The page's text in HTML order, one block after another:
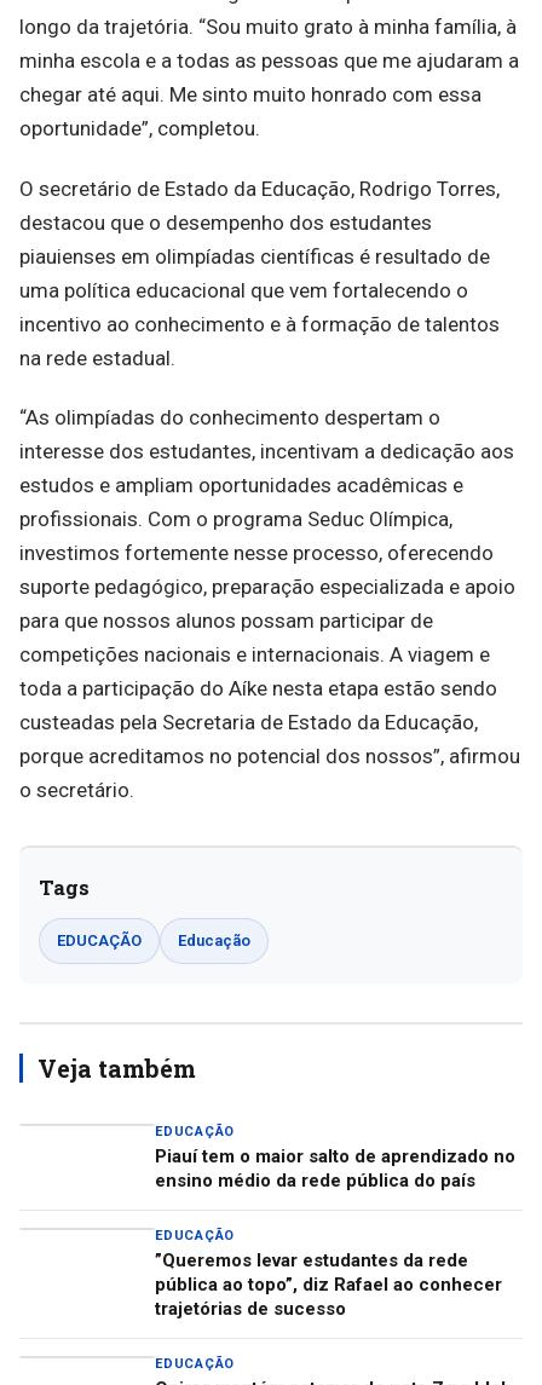
longo da trajetória. “Sou muito grato à minha família, à
minha escola e a todas as pessoas que me ajudaram a
chegar até aqui. Me sinto muito honrado com essa
oportunidade”, completou.
O secretário de Estado da Educação, Rodrigo Torres,
destacou que o desempenho dos estudantes
piauienses em olimpíadas científicas é resultado de
uma política educacional que vem fortalecendo o
incentivo ao conhecimento e à formação de talentos
na rede estadual.
“As olimpíadas do conhecimento despertam o
interesse dos estudantes, incentivam a dedicação aos
estudos e ampliam oportunidades acadêmicas e
profissionais. Com o programa Seduc Olímpica,
investimos fortemente nesse processo, oferecendo
suporte pedagógico, preparação especializada e apoio
para que nossos alunos possam participar de
competições nacionais e internacionais. A viagem e
toda a participação do Aíke nesta etapa estão sendo
custeadas pela Secretaria de Estado da Educação,
porque acreditamos no potencial dos nossos”, afirmou
o secretário.
Tags
EDUCAÇÃO Educação
Veja também
EDUCAÇÃO
Piauí tem o maior salto de aprendizado no
ensino médio da rede pública do país
EDUCAÇÃO
”Queremos levar estudantes da rede
pública ao topo”, diz Rafael ao conhecer
trajetórias de sucesso
EDUCAÇÃO